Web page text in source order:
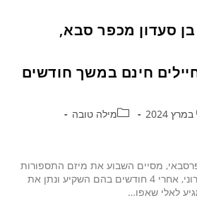
סעדון מכפר סבא,
חינם במשך חודשים
מילה טובה
מסיים השבוע את מיזם התספורות
חינם לחיילים בחמ"ל העירוני, אחרי 4 חודשים בהם השקיע ונתן את
לאלי שאפו…